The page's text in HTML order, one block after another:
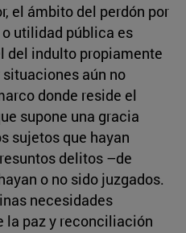
el ámbito del perdón por
utilidad pública es
del indulto propiamente
aún no
donde reside el
supone una gracia
sujetos que hayan
delitos –de
o no sido juzgados.
necesidades
la paz y reconciliación